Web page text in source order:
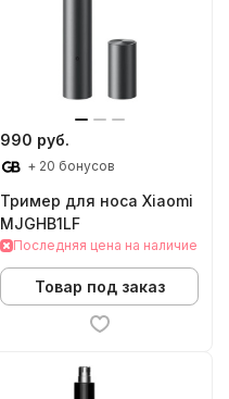
990 руб.
+ 20 бонусов
Тример для носа Xiaomi
MJGHB1LF
Последняя цена на наличие
Товар под заказ